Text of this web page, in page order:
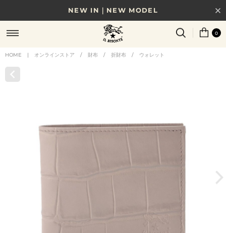
NEW IN｜NEW MODEL
8/17(月)10時まで｜税込11,000円以上で送料無料
贈る相手やシーンから選べる、新しいギフトガイド
0
HOME | オンラインストア / 財布 / 折財布 / ウォレット